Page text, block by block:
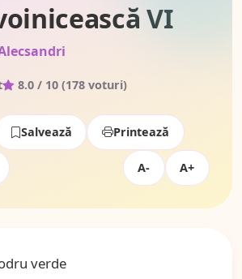
VI
8.0 / 10 (178 voturi)
Salvează Printează
A- A+
verde